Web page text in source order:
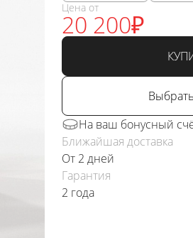
Цена от
20 200₽
На ваш бонусный
Ближайшая доставка
От 2 дней
Гарантия
2 года